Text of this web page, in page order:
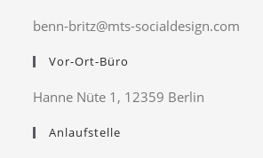
benn-britz@mts-socialdesign.com
Vor-Ort-Büro
Hanne Nüte 1, 12359 Berlin
Anlaufstelle